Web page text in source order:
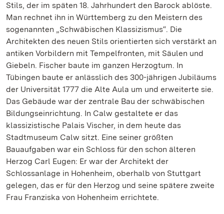
Stils, der im späten 18. Jahrhundert den Barock ablöste.
Man rechnet ihn in Württemberg zu den Meistern des
sogenannten „Schwäbischen Klassizismus“. Die
Architekten des neuen Stils orientierten sich verstärkt an
antiken Vorbildern mit Tempelfronten, mit Säulen und
Giebeln. Fischer baute im ganzen Herzogtum. In
Tübingen baute er anlässlich des 300-jährigen Jubiläums
der Universität 1777 die Alte Aula um und erweiterte sie.
Das Gebäude war der zentrale Bau der schwäbischen
Bildungseinrichtung. In Calw gestaltete er das
klassizistische Palais Vischer, in dem heute das
Stadtmuseum Calw sitzt. Eine seiner größten
Bauaufgaben war ein Schloss für den schon älteren
Herzog Carl Eugen: Er war der Architekt der
Schlossanlage in Hohenheim, oberhalb von Stuttgart
gelegen, das er für den Herzog und seine spätere zweite
Frau Franziska von Hohenheim errichtete.